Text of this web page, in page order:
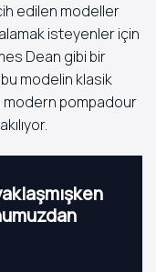
edilen modeller
isteyenler için
Dean gibi bir
modelin klasik
modern pompadour